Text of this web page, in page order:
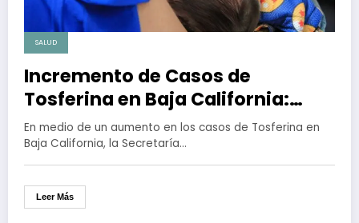
SALUD
Incremento de Casos de
Tosferina en Baja California:
Llamado Urgente a Completar
Esquemas de Vacunación
En medio de un aumento en los casos de Tosferina en
Baja California, la Secretaría…
Leer Más